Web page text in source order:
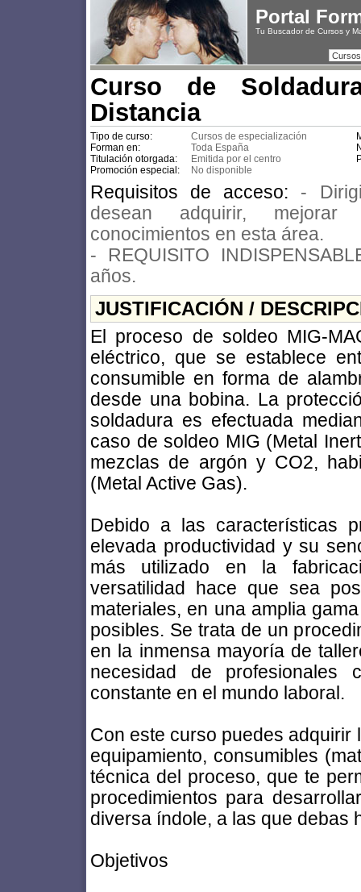
Portal
Tu Buscador de Cursos y
Curso de
Distancia
Tipo de curso: Cursos de especialización
Forman en:
Toda España
Titulación otorgada:
Emitida por el centro
Promoción especial:
No disponible
Requisitos de acceso: -
desean adquirir,
conocimientos en esta área.
- REQUISITO
años.
JUSTIFICACIÓN /
El proceso de soldeo MIG-
eléctrico, que se establece
consumible en forma de
desde una bobina. La
soldadura es efectuada
caso de soldeo MIG (Metal
mezclas de argón y CO2,
(Metal Active Gas).
Debido a las características
elevada productividad y su
más utilizado en la
versatilidad hace que sea
materiales, en una amplia
posibles. Se trata de un
en la inmensa mayoría de
necesidad de
constante en el mundo laboral.
Con este curso puedes
equipamiento, consumibles
técnica del proceso, que te
procedimientos para
diversa índole, a las que debas
Objetivos